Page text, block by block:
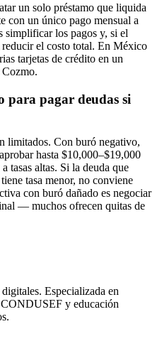
un solo préstamo que liquida
con un único pago mensual a
simplificar los pagos y, si el
reducir el costo total. En México
tarjetas de crédito en un
Cozmo.
para pagar deudas si
limitados. Con buró negativo,
hasta $10,000–$19,000
tasas altas. Si la deuda que
tasa menor, no conviene
con buró dañado es negociar
— muchos ofrecen quitas de
Especializada en
y educación